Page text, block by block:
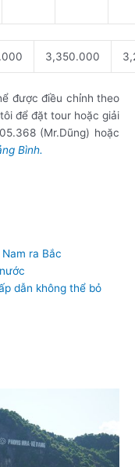
3,350.000
được điều chỉnh theo
để đặt tour hoặc giải
(Mr.Dũng) hoặc
Bình.
ra Bắc
dẫn không thể bỏ